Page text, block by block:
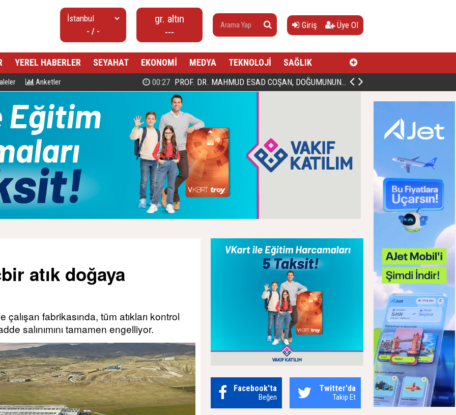
- / -
gr. altın
---
Giriş Üye Ol
YEREL HABERLER SEYAHAT EKONOMİ MEDYA TEKNOLOJİ SAĞLIK
Anketler 00:27 PROF. DR. MAHMUD ESAD COŞAN, DOĞUMUNUN HİCRÎ 91. YILINDA ELAZIĞ'DA YÂD EDİLECEK
atık doğaya
çalışan fabrikasında, tüm atıkları kontrol
salınımını tamamen engelliyor.
Facebook'ta
Beğen
Twitter'da
Takip Et